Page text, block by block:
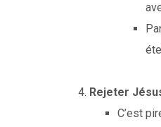
Rejeter
C’est